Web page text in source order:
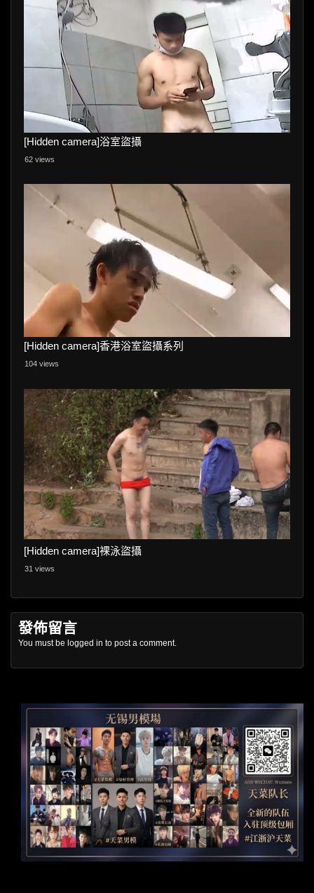
[Hidden camera]浴室盜攝
62 views
[Hidden camera]香港浴室盜攝系列
104 views
[Hidden camera]裸泳盜攝
31 views
發佈留言
You must be logged in to post a comment.